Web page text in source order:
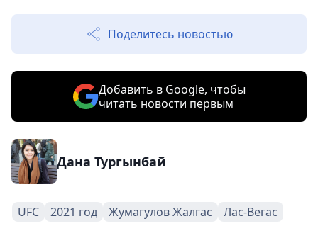
Поделитесь новостью
Добавить в Google, чтобы
читать новости первым
Дана Тургынбай
UFC 2021 год Жумагулов Жалгас Лас-Вегас